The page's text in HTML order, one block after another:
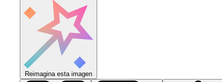
Reimagina esta imagen